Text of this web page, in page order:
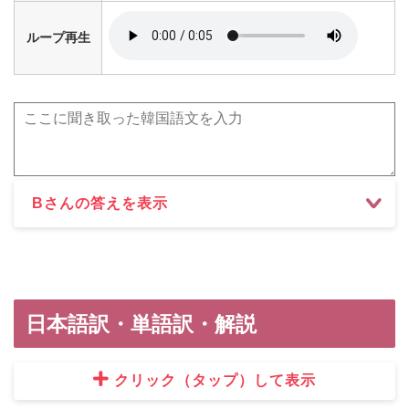
ループ再生
Bさんの答えを表示
日本語訳・単語訳・解説
クリック（タップ）して表示